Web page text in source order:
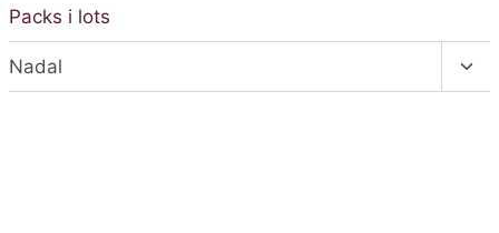
Packs i lots
Nadal
el